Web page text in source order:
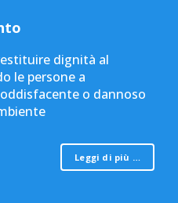
dignità al
le persone a
o dannoso
Leggi di più …